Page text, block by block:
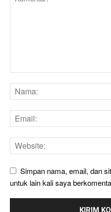
Simpan nama, email, dan
untuk lain kali saya